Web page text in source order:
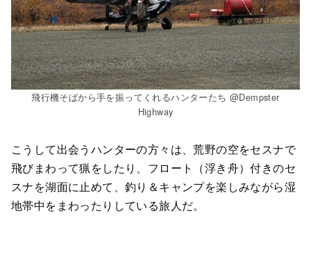
飛行機そばから手を振ってくれるハンターたち @Dempster
Highway
こうして出会うハンターの方々は、荒野の空をセスナで
飛びまわって猟をしたり、フロート（浮き舟）付きのセ
スナを湖面に止めて、釣り＆キャンプを楽しみながら湿
地帯中をまわったりしている旅人だ。